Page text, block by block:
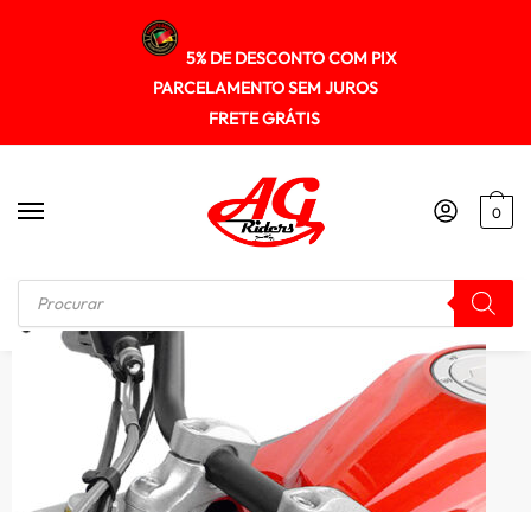
5% DE DESCONTO COM PIX
PARCELAMENTO SEM JUROS
FRETE GRÁTIS
0
Início / RISER GUIDÃO Riser Adaptador Guidao G650gs 2009+ Spto271 Scam Preto